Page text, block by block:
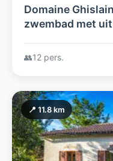
Domaine
zwembad met
👥12 pers.
📍 11.8 km